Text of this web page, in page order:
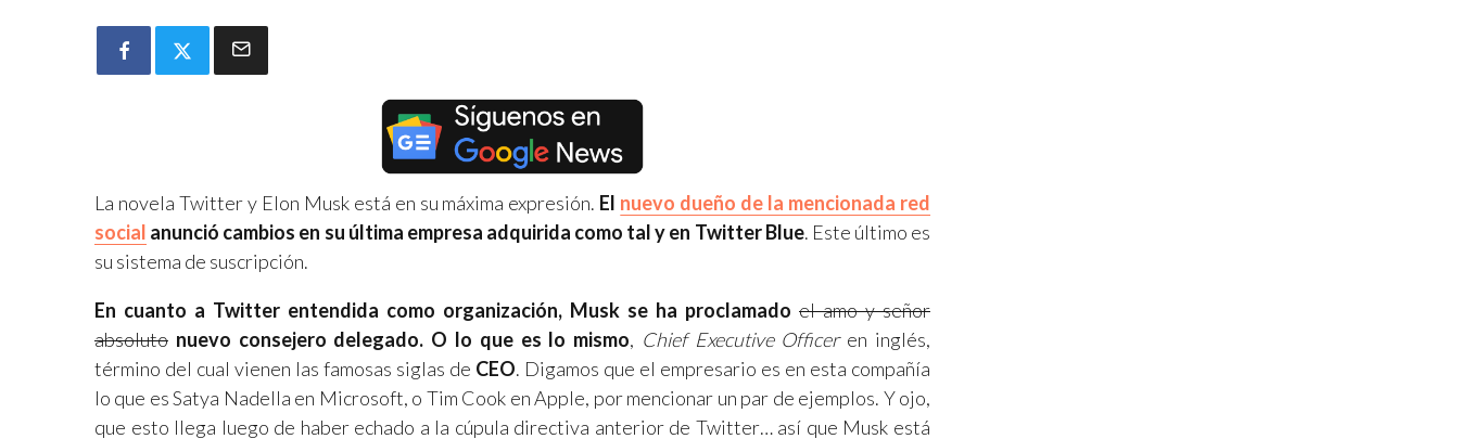
La novela Twitter y Elon Musk está en su máxima expresión. El nuevo dueño de la mencionada red
social anunció cambios en su última empresa adquirida como tal y en Twitter Blue. Este último es
su sistema de suscripción.
En cuanto a Twitter entendida como organización, Musk se ha proclamado el amo y señor
absoluto nuevo consejero delegado. O lo que es lo mismo, Chief Executive Officeren inglés,
término del cual vienen las famosas siglas de CEO. Digamos que el empresario es en esta compañía
lo que es Satya Nadella en Microsoft, o Tim Cook en Apple, por mencionar un par de ejemplos. Y ojo,
que esto llega luego de haber echado a la cúpula directiva anterior de Twitter… así que Musk está